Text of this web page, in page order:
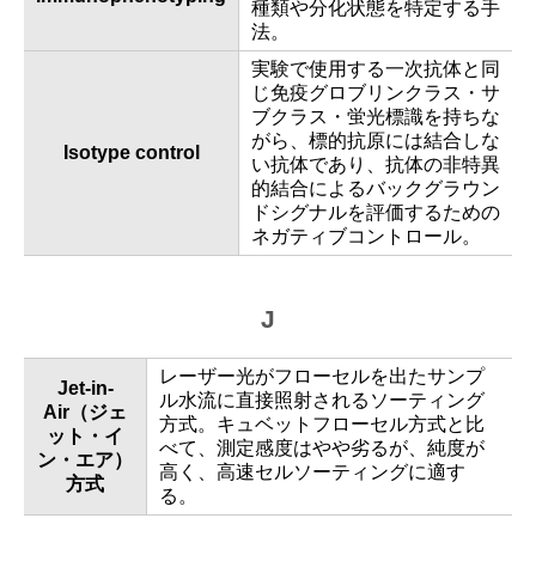
種類や分化状態を特定する手
法。
Isotype control
実験で使用する一次抗体と同
じ免疫グロブリンクラス・サ
ブクラス・蛍光標識を持ちな
がら、標的抗原には結合しな
い抗体であり、抗体の非特異
的結合によるバックグラウン
ドシグナルを評価するための
ネガティブコントロール。
J
Jet-in-
Air（ジェ
ット・イ
ン・エア）
方式
レーザー光がフローセルを出たサンプ
ル水流に直接照射されるソーティング
方式。キュベットフローセル方式と比
べて、測定感度はやや劣るが、純度が
高く、高速セルソーティングに適す
る。